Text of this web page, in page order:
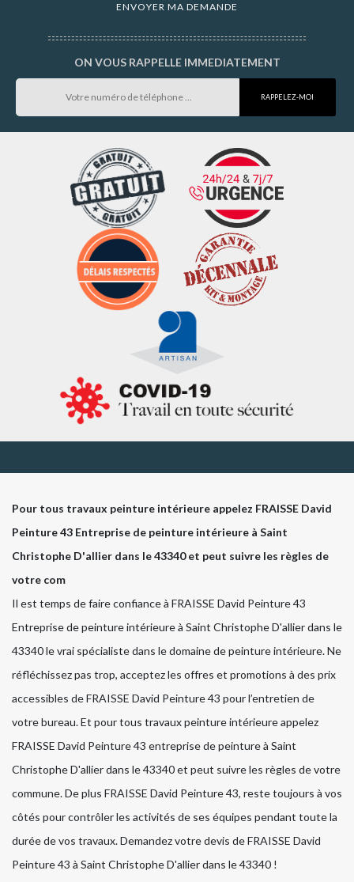
ON VOUS RAPPELLE IMMEDIATEMENT
Pour tous travaux peinture intérieure appelez FRAISSE David
Peinture 43 Entreprise de peinture intérieure à Saint
Christophe D'allier dans le 43340 et peut suivre les règles de
votre com
Il est temps de faire confiance à FRAISSE David Peinture 43
Entreprise de peinture intérieure à Saint Christophe D'allier dans le
43340 le vrai spécialiste dans le domaine de peinture intérieure. Ne
réfléchissez pas trop, acceptez les offres et promotions à des prix
accessibles de FRAISSE David Peinture 43 pour l’entretien de
votre bureau. Et pour tous travaux peinture intérieure appelez
FRAISSE David Peinture 43 entreprise de peinture à Saint
Christophe D'allier dans le 43340 et peut suivre les règles de votre
commune. De plus FRAISSE David Peinture 43, reste toujours à vos
côtés pour contrôler les activités de ses équipes pendant toute la
durée de vos travaux. Demandez votre devis de FRAISSE David
Peinture 43 à Saint Christophe D'allier dans le 43340 !